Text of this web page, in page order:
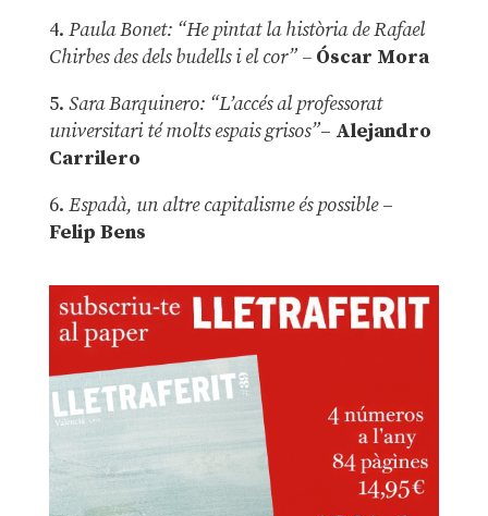
4. Paula Bonet: “He pintat la història de Rafael
Chirbes des dels budells i el cor” –Óscar Mora
5. Sara Barquinero: “L’accés al professorat
universitari té molts espais grisos”– Alejandro
Carrilero
6. Espadà, un altre capitalisme és possible –
Felip Bens